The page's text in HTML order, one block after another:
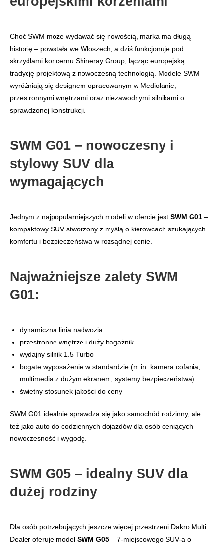
Choć SWM może wydawać się nowością, marka ma długą
historię – powstała we Włoszech, a dziś funkcjonuje pod
skrzydłami koncernu Shineray Group, łącząc europejską
tradycję projektową z nowoczesną technologią. Modele SWM
wyróżniają się designem opracowanym w Mediolanie,
przestronnymi wnętrzami oraz niezawodnymi silnikami o
sprawdzonej konstrukcji.
SWM G01 – nowoczesny i
stylowy SUV dla
wymagających
Jednym z najpopularniejszych modeli w ofercie jest SWM G01 –
kompaktowy SUV stworzony z myślą o kierowcach szukających
komfortu i bezpieczeństwa w rozsądnej cenie.
Najważniejsze zalety SWM
G01:
dynamiczna linia nadwozia
przestronne wnętrze i duży bagażnik
wydajny silnik 1.5 Turbo
bogate wyposażenie w standardzie (m.in. kamera cofania,
multimedia z dużym ekranem, systemy bezpieczeństwa)
świetny stosunek jakości do ceny
SWM G01 idealnie sprawdza się jako samochód rodzinny, ale
też jako auto do codziennych dojazdów dla osób ceniących
nowoczesność i wygodę.
SWM G05 – idealny SUV dla
dużej rodziny
Dla osób potrzebujących jeszcze więcej przestrzeni Dakro Multi
Dealer oferuje model SWM G05 – 7-miejscowego SUV-a o